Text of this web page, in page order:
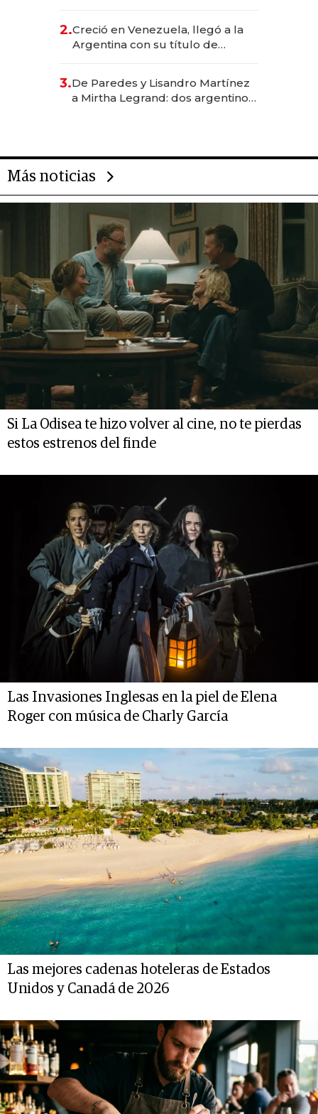
2.Creció en Venezuela, llegó a la
Argentina con su título de
las marcas "fast premium"
3.De Paredes y Lisandro Martínez
a Mirtha Legrand: dos argentinos
Más noticias
Si La Odisea te hizo volver al cine, no te pierdas
estos estrenos del finde
Las Invasiones Inglesas en la piel de Elena
Roger con música de Charly García
Las mejores cadenas hoteleras de Estados
Unidos y Canadá de 2026